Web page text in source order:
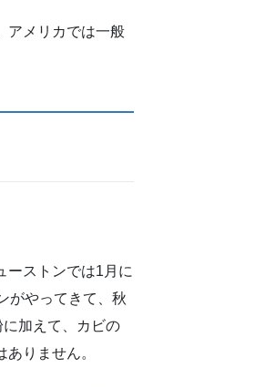
アメリカでは一般
ーストンでは1月に
がやってきて、秋
加えて、カビの
りません。